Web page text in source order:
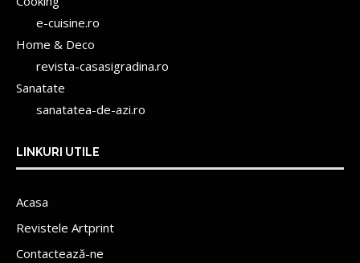
e-cuisine.ro
Home & Deco
revista-casasigradina.ro
Sanatate
sanatatea-de-azi.ro
LINKURI UTILE
Acasa
Revistele Artprint
Contactează-ne